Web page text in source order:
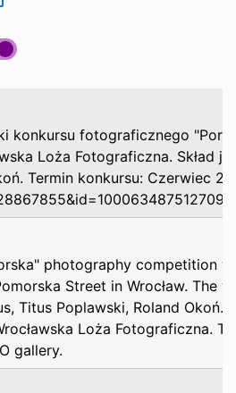
konkursu fotograficznego
Loża Fotograficzna. Skład
Termin konkursu: Czerwiec
photography competition
Street in Wrocław. The
Titus Poplawski, Roland
Loża Fotograficzna.
gallery.